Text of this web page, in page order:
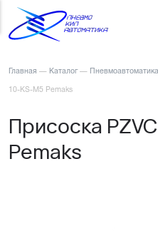
Главная — Каталог — Пневмоавтоматика
10-KS-M5 Pemaks
Присоска
Pemaks